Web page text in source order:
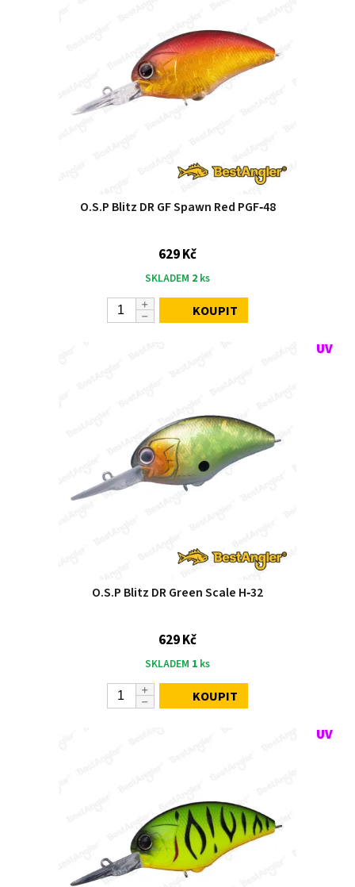
O.S.P Blitz DR GF Spawn Red PGF‑48
629 Kč
SKLADEM 2 ks
KOUPIT
O.S.P Blitz DR Green Scale H‑32
629 Kč
SKLADEM 1 ks
KOUPIT